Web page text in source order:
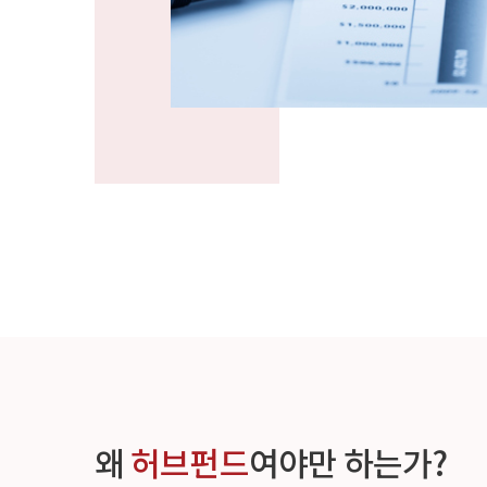
왜 허브펀드여야만 하는가?